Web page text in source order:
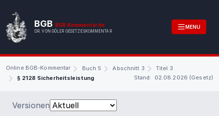
BGB BGB.Kommentar.de
DR. VON GÖLER GESETZESKOMMENTAR
MENU
Online BGB-Kommentar Buch 5 Abschnitt 3
Titel 3
§ 2128 Sicherheitsleistung
Stand: 02.08.2026 (Gesetz)
Versionen